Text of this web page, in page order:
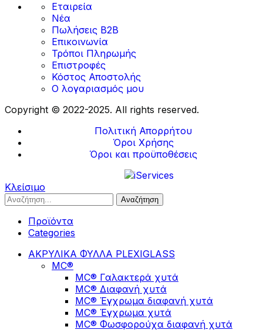
Εταιρεία
Νέα
Πωλήσεις B2B
Επικοινωνία
Τρόποι Πληρωμής
Επιστροφές
Κόστος Αποστολής
Ο λογαριασμός μου
Copyright © 2022-2025. All rights reserved.
Πολιτική Απορρήτου
Όροι Χρήσης
Όροι και προϋποθέσεις
Κλείσιμο
Αναζήτηση
Προϊόντα
Categories
ΑΚΡΥΛΙΚΑ ΦΥΛΛΑ PLEXIGLASS
MC®
MC®​ Γαλακτερά χυτά
MC® Διαφανή χυτά
MC® Έγχρωμα διαφανή χυτά
MC® Έγχρωμα χυτά
MC® Φωσφορούχα διαφανή χυτά